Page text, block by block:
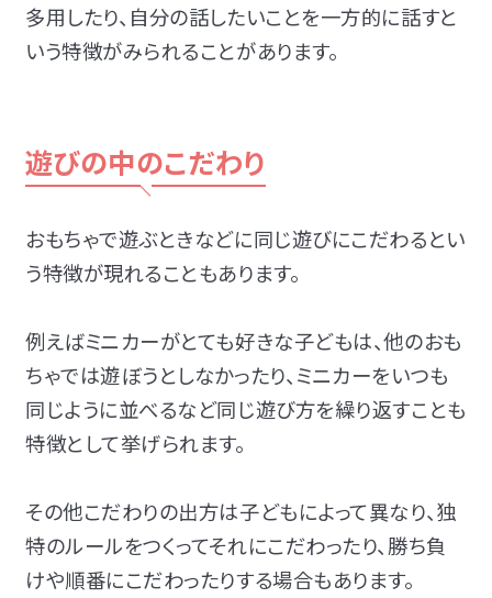
多用したり、自分の話したいことを一方的に話すと
いう特徴がみられることがあります。
遊びの中のこだわり
おもちゃで遊ぶときなどに同じ遊びにこだわるとい
う特徴が現れることもあります。
例えばミニカーがとても好きな子どもは、他のおも
ちゃでは遊ぼうとしなかったり、ミニカーをいつも
同じように並べるなど同じ遊び方を繰り返すことも
特徴として挙げられます。
その他こだわりの出方は子どもによって異なり、独
特のルールをつくってそれにこだわったり、勝ち負
けや順番にこだわったりする場合もあります。